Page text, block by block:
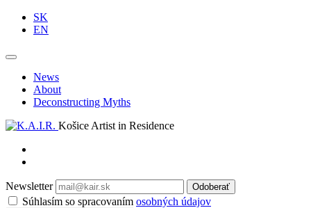
SK
EN
News
About
Deconstructing Myths
Košice Artist in Residence
Newsletter Odoberať
Súhlasím so spracovaním osobných údajov